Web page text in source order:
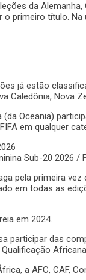
da
o primeiro título.
já estão
Caledônia, Nova
Oceania)
em qualquer
Sub-20 2026 /
pela primeira
em todas as
em 2024.
participar das
Qualificação
a AFC, CAF,